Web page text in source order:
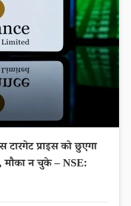
प्राइस को छुएगा
न चुके – NSE: